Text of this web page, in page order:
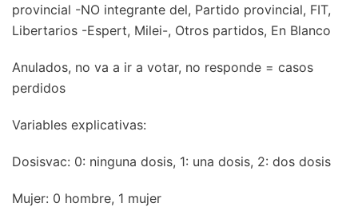
provincial -NO integrante del, Partido provincial, FIT,
Libertarios -Espert, Milei-, Otros partidos, En Blanco
Anulados, no va a ir a votar, no responde = casos
perdidos
Variables explicativas:
Dosisvac: 0: ninguna dosis, 1: una dosis, 2: dos dosis
Mujer: 0 hombre, 1 mujer